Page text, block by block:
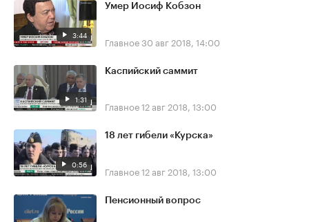
3:44
Умер Иосиф Кобзон
Главное30 авг 2018, 14:00
1:31
Каспийский саммит
Главное12 авг 2018, 13:00
0:56
18 лет гибели «Курска»
Главное12 авг 2018, 13:00
Пенсионный вопрос